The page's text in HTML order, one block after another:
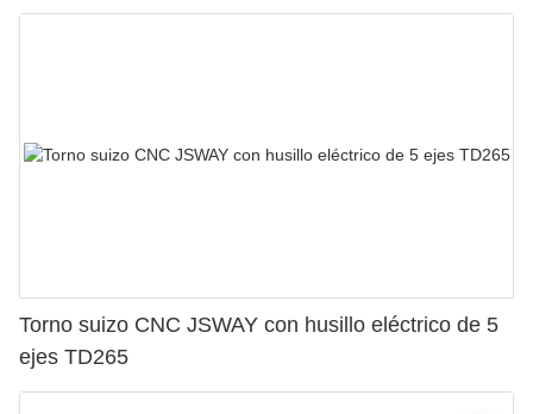
Torno suizo CNC JSWAY con husillo eléctrico de 5
ejes TD265